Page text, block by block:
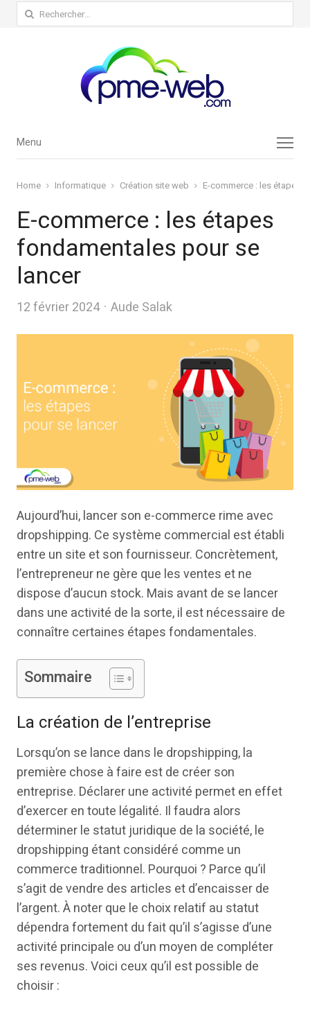
Rechercher :
Menu
Menu
Home Informatique Création site web E-commerce : les étapes
E-commerce : les étapes
fondamentales pour se
lancer
12 février 2024 Author
Aude Salak
Aujourd’hui, lancer son e-commerce rime avec
dropshipping. Ce système commercial est établi
entre un site et son fournisseur. Concrètement,
l’entrepreneur ne gère que les ventes et ne
dispose d’aucun stock. Mais avant de se lancer
dans une activité de la sorte, il est nécessaire de
connaître certaines étapes fondamentales.
Sommaire
La création de l’entreprise
Lorsqu’on se lance dans le dropshipping, la
première chose à faire est de créer son
entreprise. Déclarer une activité permet en effet
d’exercer en toute légalité. Il faudra alors
déterminer le statut juridique de la société, le
dropshipping étant considéré comme un
commerce traditionnel. Pourquoi ? Parce qu’il
s’agit de vendre des articles et d’encaisser de
l’argent. À noter que le choix relatif au statut
dépendra fortement du fait qu’il s’agisse d’une
activité principale ou d’un moyen de compléter
ses revenus. Voici ceux qu’il est possible de
choisir :